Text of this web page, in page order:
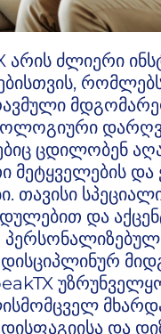
არის ძლიერი
ცდილობენ
მეტყველების და
თავისი
და
დისფაგიისა და